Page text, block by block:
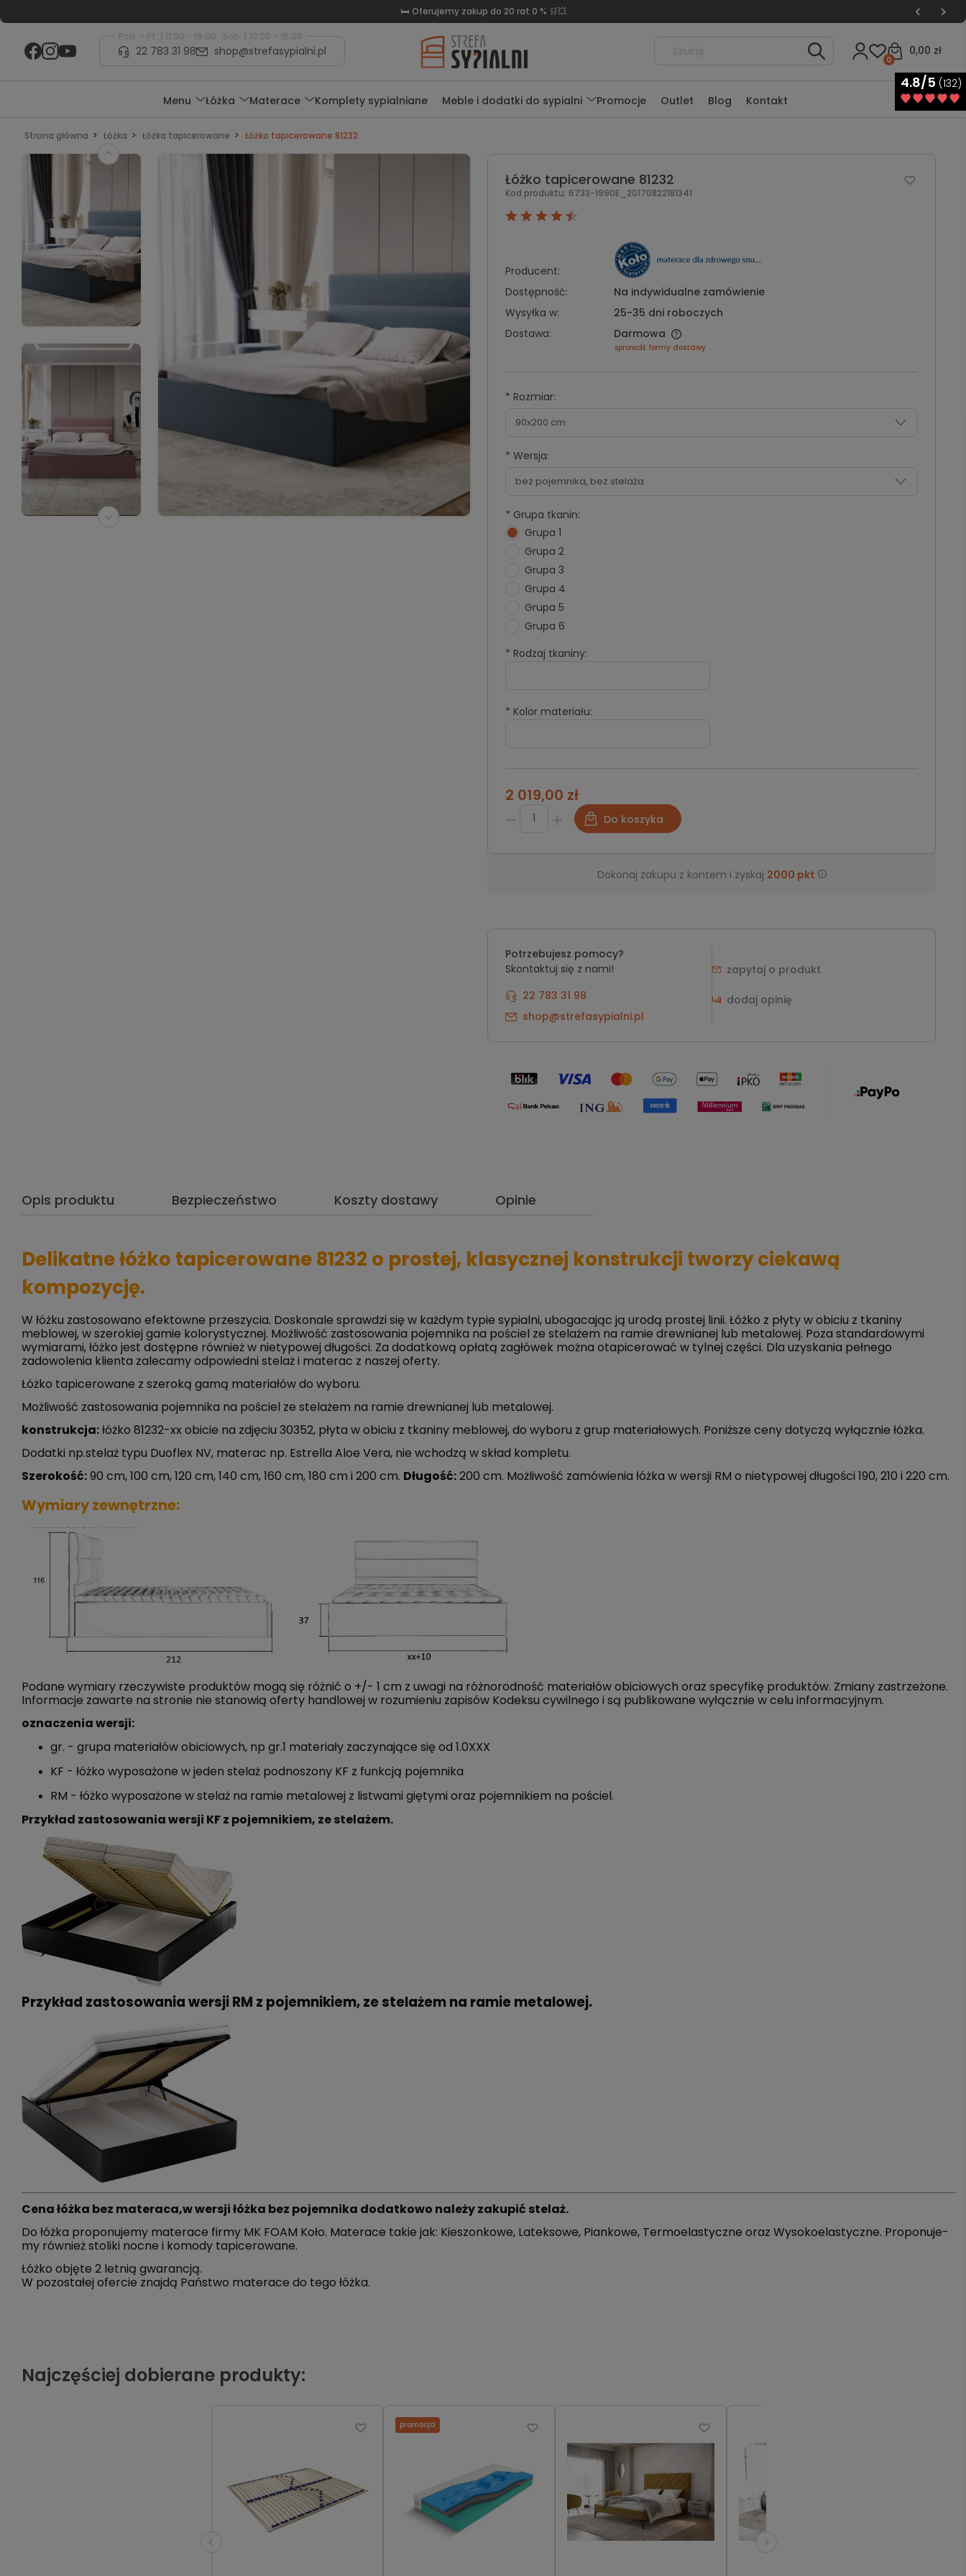
🛏️ Oferujemy zakup do 20 rat 0 % 🛒💥
Pon. - Pt. | 11:00 - 19:00 Sob. | 10:00 - 15:00
22 783 31 98 shop@strefasypialni.pl 0,00 zł
0
Menu Łóżka Materace Komplety sypialniane Meble i dodatki do sypialni Promocje Outlet Blog Kontakt
Strona główna Łóżka Łóżka tapicerowane Łóżko tapicerowane 81232
Łóżko tapicerowane 81232
Kod produktu: 6733-1990E_20170822181341
Producent:
Dostępność:
Na indywidualne zamówienie
Wysyłka w:
25-35 dni roboczych
Dostawa:
Darmowa
sprawdź formy dostawy
* Rozmiar:
* Wersja:
* Grupa tkanin:
Grupa 1
Grupa 2
Grupa 3
Grupa 4
Grupa 5
Grupa 6
* Rodzaj tkaniny:
* Kolor materiału:
2 019,00 zł
Do koszyka
Dokonaj zakupu z kontem i zyskaj 2000 pkt
Potrzebujesz pomocy?
Skontaktuj się z nami!
22 783 31 98
shop@strefasypialni.pl
zapytaj o produkt
dodaj opinię
Opis produktu Bezpieczeństwo Koszty dostawy Opinie
Delikatne łóżko tapicerowane 81232 o prostej, klasycznej konstrukcji tworzy ciekawą
kompozycję.
W łóżku zastosowano efektowne przeszycia. Doskonale sprawdzi się w każdym typie sypialni, ubogacając ją urodą prostej linii. Łóżko z płyty w obiciu z tkaniny
meblowej, w szerokiej gamie kolorystycznej. Możliwość zastosowania pojemnika na pościel ze stelażem na ramie drewnianej lub metalowej. Poza standardowymi
wymiarami, łóżko jest dostępne również w nietypowej długości. Za dodatkową opłatą zagłówek można otapicerować w tylnej części. Dla uzyskania pełnego
zadowolenia klienta zalecamy odpowiedni stelaż i materac z naszej oferty.
Łóżko tapicerowane z szeroką gamą materiałów do wyboru.
Możliwość zastosowania pojemnika na pościel ze stelażem na ramie drewnianej lub metalowej.
konstrukcja:łóżko 81232-xx obicie na zdjęciu 30352, płyta w obiciu z tkaniny meblowej, do wyboru z grup materiałowych. Poniższe ceny dotyczą wyłącznie łóżka.
Dodatki np.stelaż typu Duoflex NV, materac np. Estrella Aloe Vera, nie wchodzą w skład kompletu.
Szerokość:90 cm, 100 cm, 120 cm, 140 cm, 160 cm, 180 cm i 200 cm. Długość:200 cm. Możliwość zamówienia łóżka w wersji RM o nietypowej długości 190, 210 i 220 cm.
Wymiary zewnętrzne:
Podane wymiary rzeczywiste produktów mogą się różnić o +/- 1 cm z uwagi na różnorodność materiałów obiciowych oraz specyfikę produktów. Zmiany zastrzeżone.
Informacje zawarte na stronie nie stanowią oferty handlowej w rozumieniu zapisów Kodeksu cywilnego i są publikowane wyłącznie w celu informacyjnym.
oznaczenia wersji:
gr. - grupa materiałów obiciowych, np gr.1 materiały zaczynające się od 1.0XXX
KF - łóżko wyposażone w jeden stelaż podnoszony KF z funkcją pojemnika
RM - łóżko wyposażone w stelaż na ramie metalowej z listwami giętymi oraz pojemnikiem na pościel.
Przykład zastosowania wersji KF z pojemnikiem, ze stelażem.
Przykład zastosowania wersji RM z pojemnikiem, ze stelażem na ramie metalowej.
Cena łóżka bez materaca,w wersji łóżka bez pojemnika dodatkowo należy zakupić stelaż.
Do łóżka pro­po­nu­je­my materace firmy MK FOAM Koło. Materace takie jak: Kie­szon­ko­we, Lateksowe, Piankowe, Ter­mo­ela­stycz­ne oraz Wy­so­ko­ela­stycz­ne. Pro­po­nu­je­
my również stoliki nocne i komody ta­pi­ce­ro­wa­ne.
Łóżko objęte 2 letnią gwarancją.
W po­­­­­­­­­­­­­­­­­­­­­­­­­­­­zo­­­­­­­­­­­­­­­­­­­­­­­­­­­­sta­­­­­­­­­­­­­­­­­­­­­­­­­­­­łej ofercie znajdą Państwo materace do tego łóżka.
Najczęściej dobierane produkty:
promocja
4.8/5 (132)